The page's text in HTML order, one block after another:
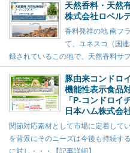
天然香料・天然
株式会社ロベル
香料発祥の地 南フ
て、ユネスコ（国
録されているこの地で、天然香料サ
豚由来コンドロ
機能性表示食品
「P-コンドロイ
日本ハム株式会
関節対応素材として市場に定着して
を背景にそのニーズは今後も持続す